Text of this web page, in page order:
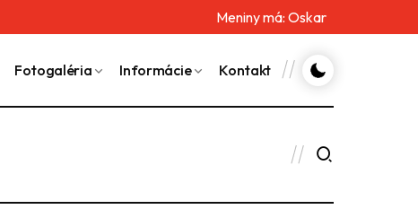
Meniny má: Oskar
Fotogaléria Informácie Kontakt